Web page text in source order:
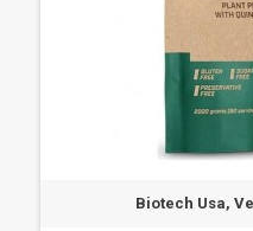
Biotech Usa,